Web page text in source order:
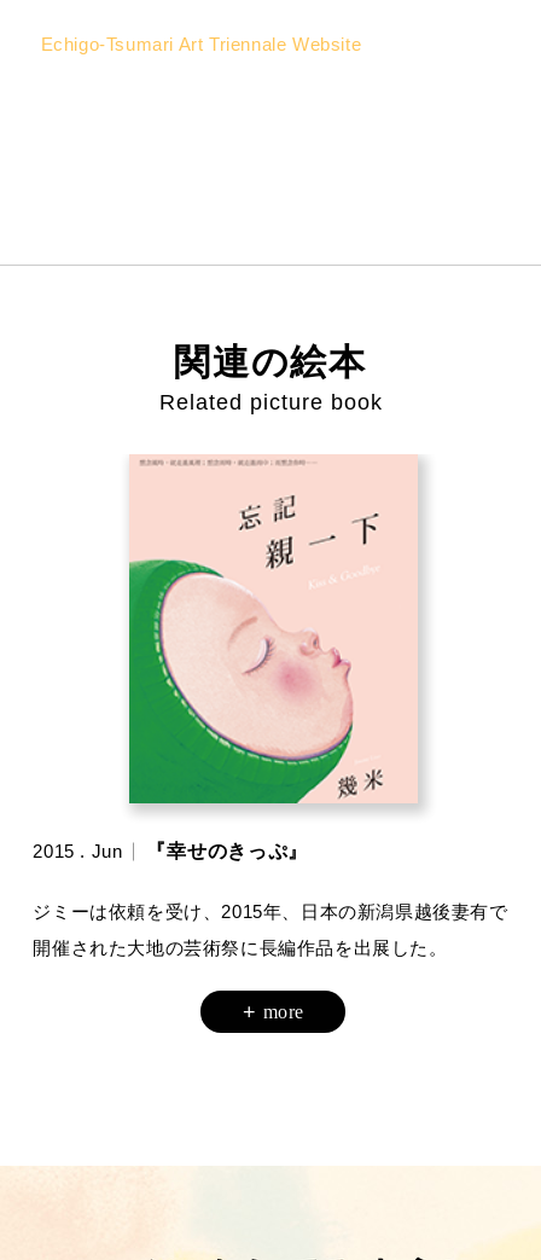
Echigo-Tsumari Art Triennale Website
関連の絵本
Related picture book
2015 . Jun 『幸せのきっぷ』
ジミーは依頼を受け、2015年、日本の新潟県越後妻有で
開催された大地の芸術祭に長編作品を出展した。